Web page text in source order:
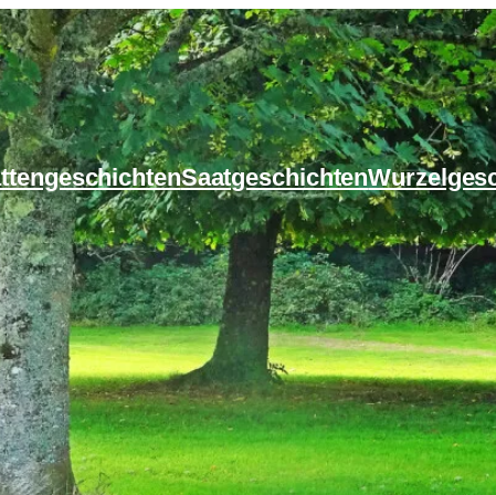
Saatgeschichten